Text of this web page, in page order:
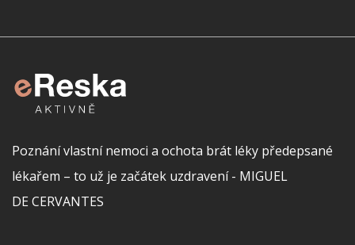
Poznání vlastní nemoci a ochota brát léky předepsané
lékařem – to už je začátek uzdravení - MIGUEL
DE CERVANTES